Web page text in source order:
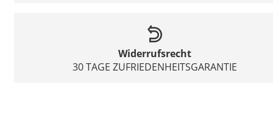
Widerrufsrecht
30 TAGE ZUFRIEDENHEITSGARANTIE